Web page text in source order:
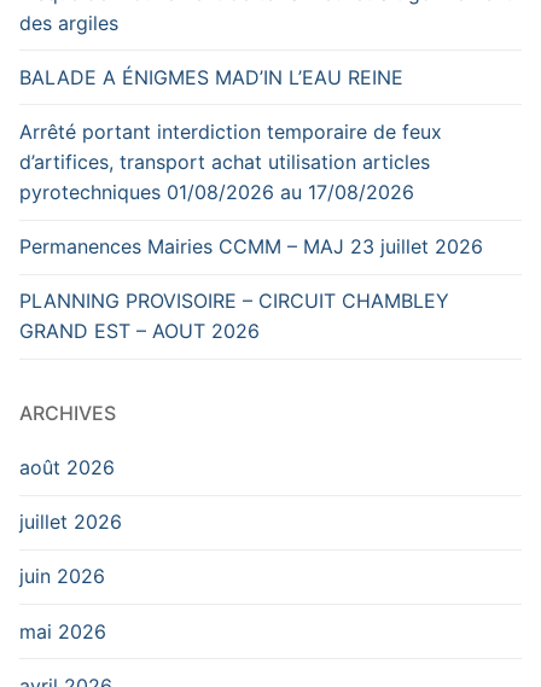
des argiles
BALADE A ÉNIGMES MAD’IN L’EAU REINE
Arrêté portant interdiction temporaire de feux
d’artifices, transport achat utilisation articles
pyrotechniques 01/08/2026 au 17/08/2026
Permanences Mairies CCMM – MAJ 23 juillet 2026
PLANNING PROVISOIRE – CIRCUIT CHAMBLEY
GRAND EST – AOUT 2026
ARCHIVES
août 2026
juillet 2026
juin 2026
mai 2026